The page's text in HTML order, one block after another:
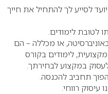
לסייע לך להתחיל את חייך
לטובת לימודים.
או מכללה – הם
לימודים בקורס
במקצוע לבחירתך.
תחביב להכנסה.
רווחי.